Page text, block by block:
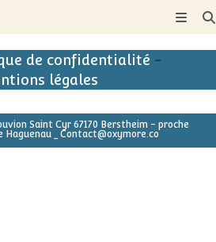
de confidentialité -
légales
Saint Cyr 67170 Berstheim - proche
Haguenau _ Contact@oxymore.co